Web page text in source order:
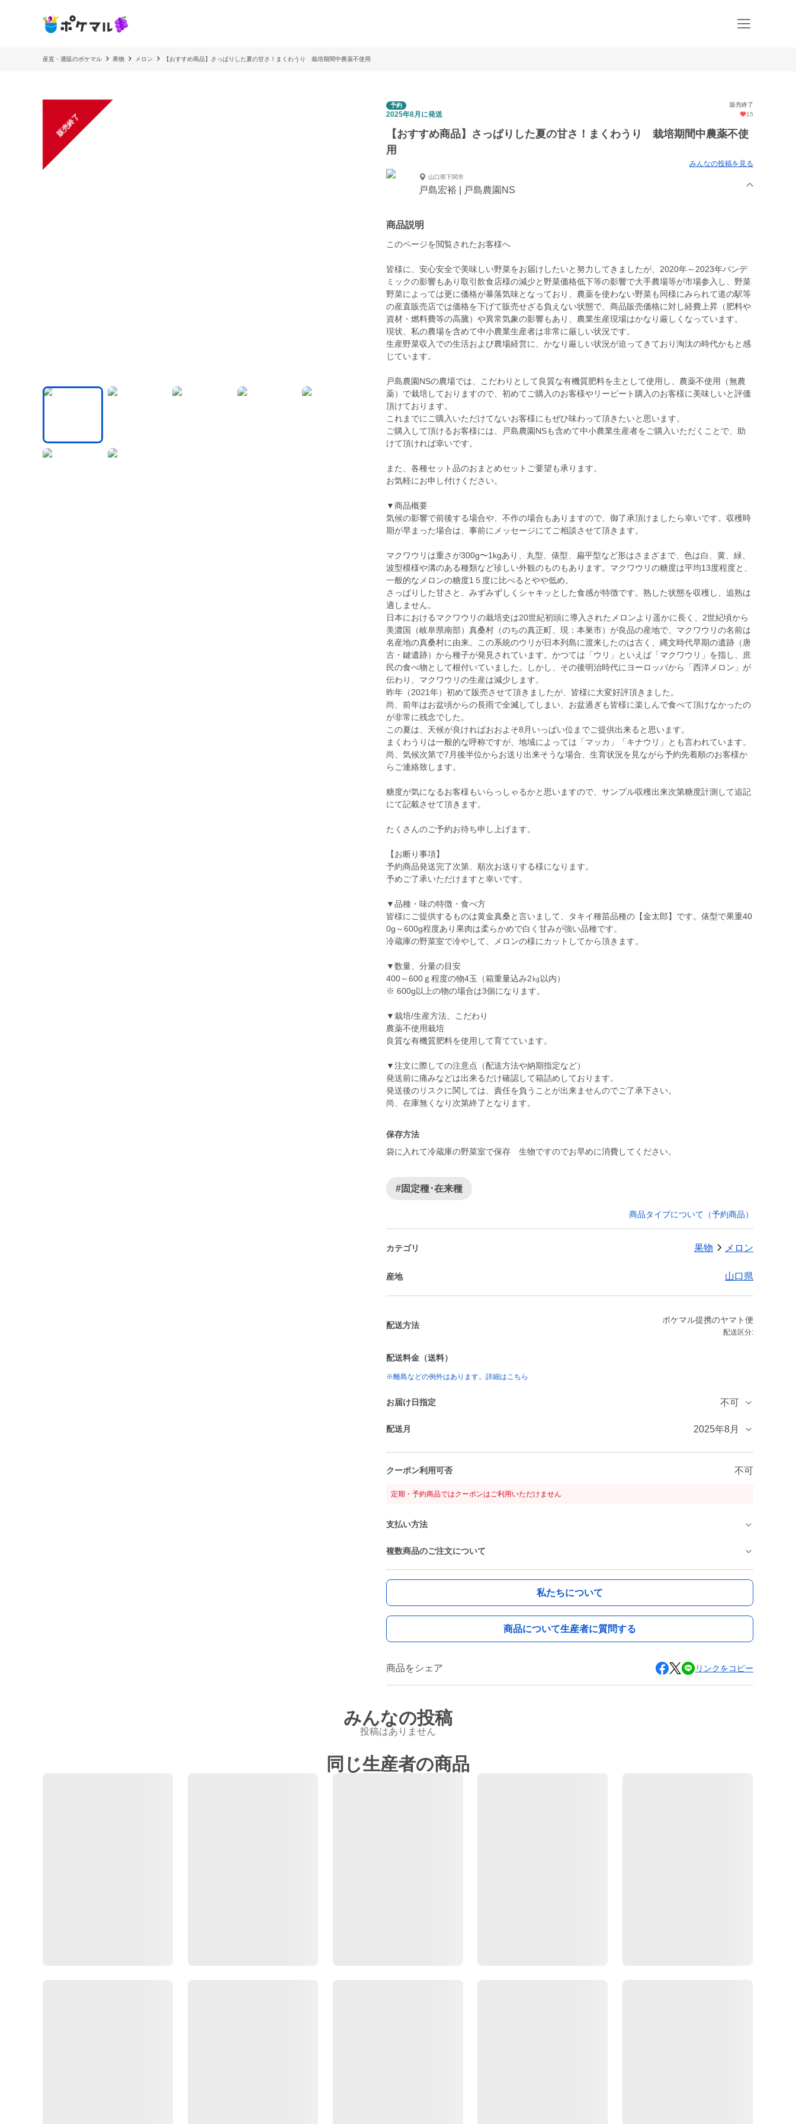
産直・通販のポケマル 果物 メロン 【おすすめ商品】さっぱりした夏の甘さ！まくわうり 栽培期間中農薬不使用
販売終了
予約 販売終了
2025年8月に発送 15
【おすすめ商品】さっぱりした夏の甘さ！まくわうり 栽培期間中農薬不使
用
みんなの投稿を見る
山口県下関市
戸島宏裕 | 戸島農園NS
商品説明
このページを閲覧されたお客様へ
皆様に、安心安全で美味しい野菜をお届けしたいと努力してきましたが、2020年～2023年パンデ
ミックの影響もあり取引飲食店様の減少と野菜価格低下等の影響で大手農場等が市場参入し、野菜
野菜によっては更に価格が暴落気味となっており、農薬を使わない野菜も同様にみられて道の駅等
の産直販売店では価格を下げて販売せざる負えない状態で、商品販売価格に対し経費上昇（肥料や
資材・燃料費等の高騰）や異常気象の影響もあり、農業生産現場はかなり厳しくなっています。
現状、私の農場を含めて中小農業生産者は非常に厳しい状況です。
生産野菜収入での生活および農場経営に、かなり厳しい状況が迫ってきており淘汰の時代かもと感
じています。
戸島農園NSの農場では、こだわりとして良質な有機質肥料を主として使用し、農薬不使用（無農
薬）で栽培しておりますので、初めてご購入のお客様やリーピート購入のお客様に美味しいと評価
頂けております。
これまでにご購入いただけてないお客様にもぜひ味わって頂きたいと思います。
ご購入して頂けるお客様には、戸島農園NSも含めて中小農業生産者をご購入いただくことで、助
けて頂ければ幸いです。
また、各種セット品のおまとめセットご要望も承ります。
お気軽にお申し付けください。
▼商品概要
気候の影響で前後する場合や、不作の場合もありますので、御了承頂けましたら幸いです。収穫時
期が早まった場合は、事前にメッセージにてご相談させて頂きます。
マクワウリは重さが300g〜1kgあり、丸型、俵型、扁平型など形はさまざまで、色は白、黄、緑、
波型模様や溝のある種類など珍しい外観のものもあります。マクワウリの糖度は平均13度程度と、
一般的なメロンの糖度1５度に比べるとやや低め。
さっぱりした甘さと、みずみずしくシャキッとした食感が特徴です。熟した状態を収穫し、追熟は
適しません。
日本におけるマクワウリの栽培史は20世紀初頭に導入されたメロンより遥かに長く、2世紀頃から
美濃国（岐阜県南部）真桑村（のちの真正町、現：本巣市）が良品の産地で、マクワウリの名前は
名産地の真桑村に由来。この系統のウリが日本列島に渡来したのは古く、縄文時代早期の遺跡（唐
古・鍵遺跡）から種子が発見されています。かつては「ウリ」といえば「マクワウリ」を指し、庶
民の食べ物として根付いていました。しかし、その後明治時代にヨーロッパから「西洋メロン」が
伝わり、マクワウリの生産は減少します。
昨年（2021年）初めて販売させて頂きましたが、皆様に大変好評頂きました。
尚、前年はお盆頃からの長雨で全滅してしまい、お盆過ぎも皆様に楽しんで食べて頂けなかったの
が非常に残念でした。
この夏は、天候が良ければおおよそ8月いっぱい位までご提供出来ると思います。
まくわうりは一般的な呼称ですが、地域によっては「マッカ」「キナウリ」とも言われています。
尚、気候次第で7月後半位からお送り出来そうな場合、生育状況を見ながら予約先着順のお客様か
らご連絡致します。
糖度が気になるお客様もいらっしゃるかと思いますので、サンプル収穫出来次第糖度計測して追記
にて記載させて頂きます。
たくさんのご予約お待ち申し上げます。
【お断り事項】
予約商品発送完了次第、順次お送りする様になります。
予めご了承いただけますと幸いです。
▼品種・味の特徴・食べ方
皆様にご提供するものは黄金真桑と言いまして、タキイ種苗品種の【金太郎】です。俵型で果重40
0g～600g程度あり果肉は柔らかめで白く甘みが強い品種です。
冷蔵庫の野菜室で冷やして、メロンの様にカットしてから頂きます。
▼数量、分量の目安
400～600ｇ程度の物4玉（箱重量込み2㎏以内）
※ 600g以上の物の場合は3個になります。
▼栽培/生産方法、こだわり
農薬不使用栽培
良質な有機質肥料を使用して育てています。
▼注文に際しての注意点（配送方法や納期指定など）
発送前に痛みなどは出来るだけ確認して箱詰めしております。
発送後のリスクに関しては、責任を負うことが出来ませんのでご了承下さい。
尚、在庫無くなり次第終了となります。
保存方法
袋に入れて冷蔵庫の野菜室で保存 生物ですのでお早めに消費してください。
#固定種･在来種
商品タイプについて（予約商品）
カテゴリ 果物 メロン
産地 山口県
配送方法
ポケマル提携のヤマト便
配送区分:
配送料金（送料）
※離島などの例外はあります。詳細はこちら
お届け日指定 不可
配送月 2025年8月
クーポン利用可否 不可
定期・予約商品ではクーポンはご利用いただけません
支払い方法
複数商品のご注文について
私たちについて
商品について生産者に質問する
商品をシェア リンクをコピー
みんなの投稿
投稿はありません
同じ生産者の商品